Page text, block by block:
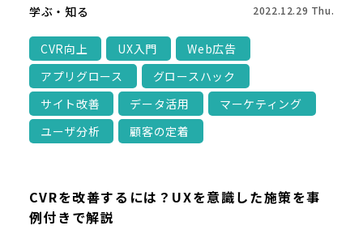
学ぶ・知る 2022.12.29 Thu.
CVR向上 UX入門
Web広告
アプリグロース
グロースハック
サイト改善
データ活用
マーケティング
ユーザ分析
顧客の定着
CVRを改善するには？UXを意識した施策を事
例付きで解説